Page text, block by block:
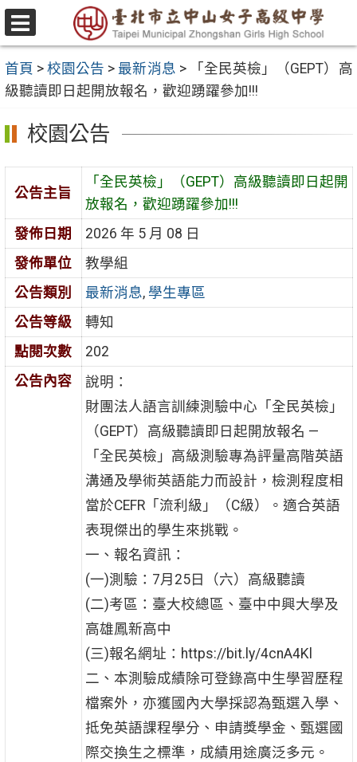
跳
至
要
內
容
區
選
單
首頁 > 校園公告 > 最新消息 >
「全民英檢」（GEPT）高
級聽讀即日起開放報名，歡迎踴躍參加!!!
校園公告
公告主旨
「全民英檢」（GEPT）高級聽讀即日起開
放報名，歡迎踴躍參加!!!
發佈日期
2026 年 5 月 08 日
發佈單位
教學組
公告類別
最新消息, 學生專區
公告等級
轉知
點閱次數
202
公告內容
說明：
財團法人語言訓練測驗中心「全民英檢」
（GEPT）高級聽讀即日起開放報名 —
「全民英檢」高級測驗專為評量高階英語
溝通及學術英語能力而設計，檢測程度相
當於CEFR「流利級」（C級）。適合英語
表現傑出的學生來挑戰。
一、報名資訊：
(一)測驗：7月25日（六）高級聽讀
(二)考區：臺大校總區、臺中中興大學及
高雄鳳新高中
(三)報名網址：https://bit.ly/4cnA4Kl
二、本測驗成績除可登錄高中生學習歷程
檔案外，亦獲國內大學採認為甄選入學、
抵免英語課程學分、申請獎學金、甄選國
際交換生之標準，成績用途廣泛多元。